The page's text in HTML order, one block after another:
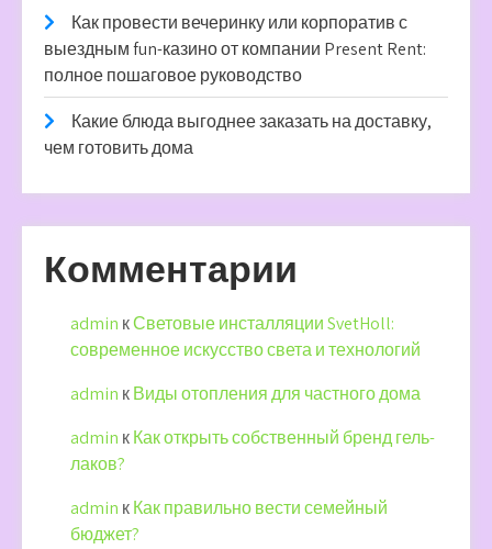
Как провести вечеринку или корпоратив с
выездным fun-казино от компании Present Rent:
полное пошаговое руководство
Какие блюда выгоднее заказать на доставку,
чем готовить дома
Комментарии
admin кСветовые инсталляции SvetHoll:
современное искусство света и технологий
admin кВиды отопления для частного дома
admin кКак открыть собственный бренд гель-
лаков?
admin кКак правильно вести семейный
бюджет?